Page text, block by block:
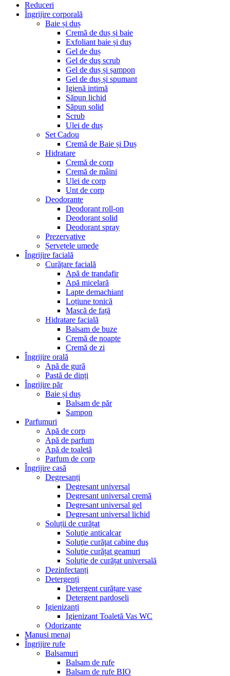
Reduceri
Îngrijire corporală
Baie și duș
Cremă de duș și baie
Exfoliant baie și duș
Gel de duș
Gel de duş scrub
Gel de duș și șampon
Gel de duș și spumant
Igienă intimă
Săpun lichid
Săpun solid
Scrub
Ulei de duș
Set Cadou
Cremă de Baie și Duș
Hidratare
Cremă de corp
Cremă de mâini
Ulei de corp
Unt de corp
Deodorante
Deodorant roll-on
Deodorant solid
Deodorant spray
Prezervative
Șervețele umede
Îngrijire facială
Curățare facială
Apă de trandafir
Apă micelară
Lapte demachiant
Loțiune tonică
Mască de față
Hidratare facială
Balsam de buze
Cremă de noapte
Cremă de zi
Îngrijire orală
Apă de gură
Pastă de dinți
Îngrijire păr
Baie și duș
Balsam de păr
Şampon
Parfumuri
Apă de corp
Apă de parfum
Apă de toaletă
Parfum de corp
Îngrijire casă
Degresanți
Degresant universal
Degresant universal cremă
Degresant universal gel
Degresant universal lichid
Soluții de curățat
Soluţie anticalcar
Soluţie curăţat cabine duş
Soluţie curățat geamuri
Soluție de curățat universală
Dezinfectanți
Detergenți
Detergent curățare vase
Detergent pardoseli
Igienizanți
Igienizant Toaletă Vas WC
Odorizante
Manusi menaj
Îngrijire rufe
Balsamuri
Balsam de rufe
Balsam de rufe BIO